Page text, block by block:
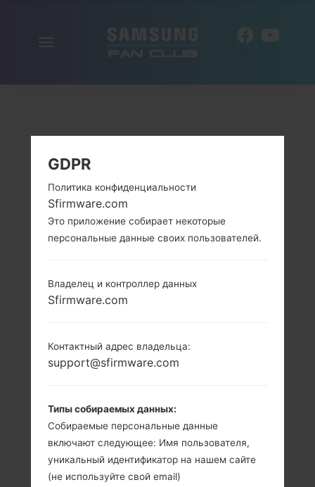
GDPR
Политика конфиденциальности
Sfirmware.com
Это приложение собирает некоторые
персональные данные своих пользователей.
Владелец и контроллер данных
Sfirmware.com
Контактный адрес владельца:
support@sfirmware.com
Типы собираемых данных:
Собираемые персональные данные
включают следующее: Имя пользователя,
уникальный идентификатор на нашем сайте
(не используйте свой email)